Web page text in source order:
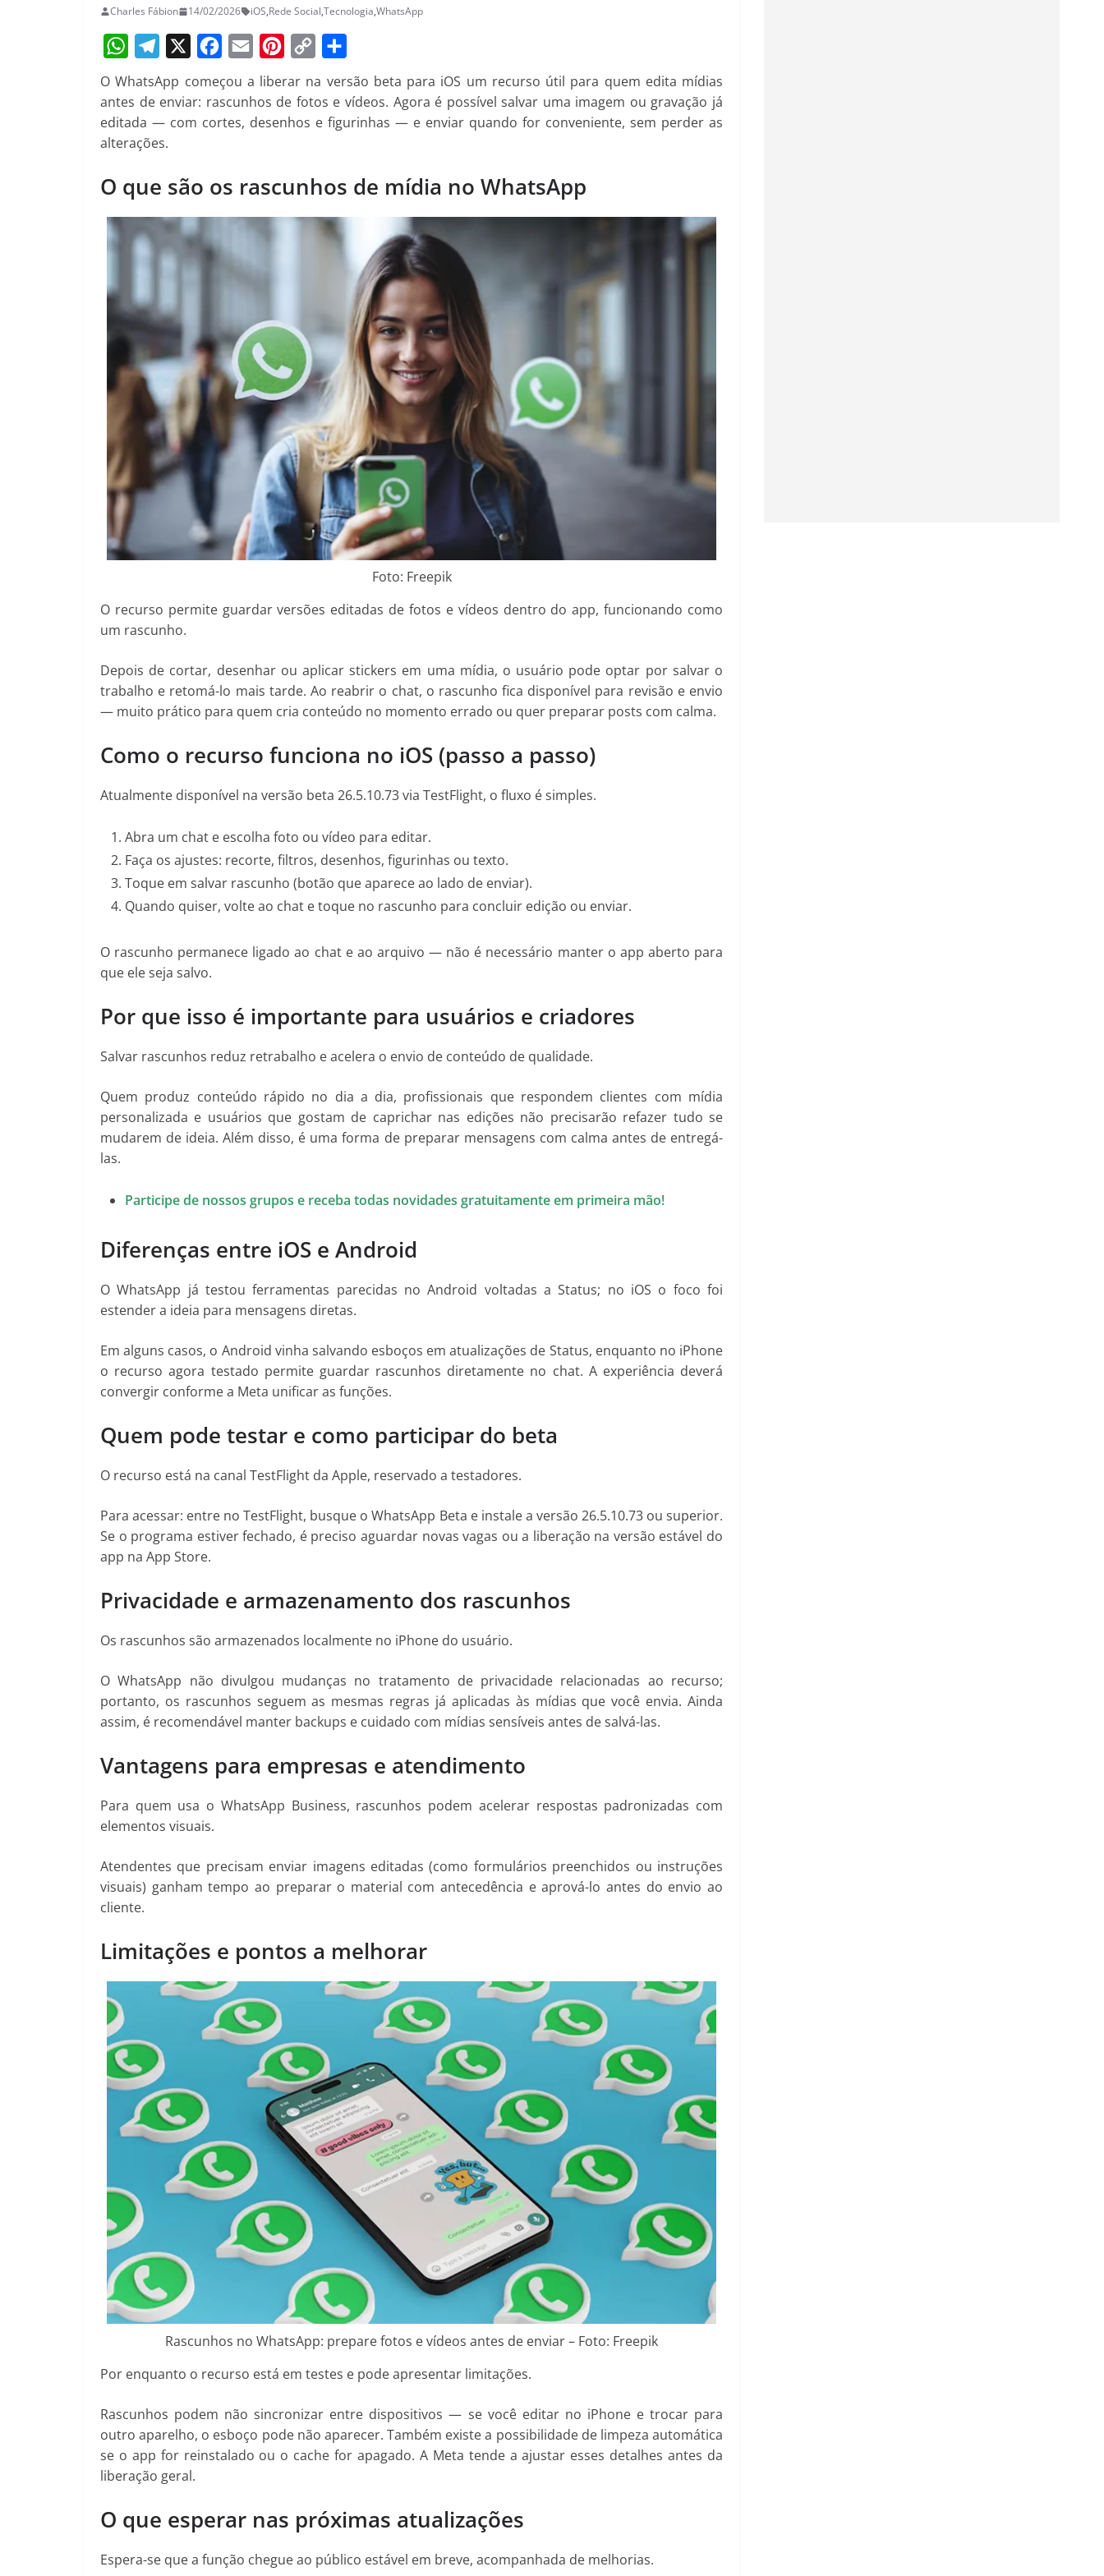
Charles Fábion 14/02/2026 iOS,Rede Social,Tecnologia,WhatsApp
h
a
t
A
p
p
e
l
e
r
a
m
a
c
o
o
m
a
i
n
r
e
o
p
i
n
h
a
O WhatsApp começou a liberar na versão beta para iOS um recurso útil para quem edita mídias
antes de enviar: rascunhos de fotos e vídeos. Agora é possível salvar uma imagem ou gravação já
editada — com cortes, desenhos e figurinhas — e enviar quando for conveniente, sem perder as
alterações.
O que são os rascunhos de mídia no WhatsApp
Foto: Freepik
O recurso permite guardar versões editadas de fotos e vídeos dentro do app, funcionando como
um rascunho.
Depois de cortar, desenhar ou aplicar stickers em uma mídia, o usuário pode optar por salvar o
trabalho e retomá-lo mais tarde. Ao reabrir o chat, o rascunho fica disponível para revisão e envio
— muito prático para quem cria conteúdo no momento errado ou quer preparar posts com calma.
Como o recurso funciona no iOS (passo a passo)
Atualmente disponível na versão beta 26.5.10.73 via TestFlight, o fluxo é simples.
Abra um chat e escolha foto ou vídeo para editar.
Faça os ajustes: recorte, filtros, desenhos, figurinhas ou texto.
Toque em salvar rascunho (botão que aparece ao lado de enviar).
Quando quiser, volte ao chat e toque no rascunho para concluir edição ou enviar.
O rascunho permanece ligado ao chat e ao arquivo — não é necessário manter o app aberto para
que ele seja salvo.
Por que isso é importante para usuários e criadores
Salvar rascunhos reduz retrabalho e acelera o envio de conteúdo de qualidade.
Quem produz conteúdo rápido no dia a dia, profissionais que respondem clientes com mídia
personalizada e usuários que gostam de caprichar nas edições não precisarão refazer tudo se
mudarem de ideia. Além disso, é uma forma de preparar mensagens com calma antes de entregá-
las.
Participe de nossos grupos e receba todas novidades gratuitamente em primeira mão!
Diferenças entre iOS e Android
O WhatsApp já testou ferramentas parecidas no Android voltadas a Status; no iOS o foco foi
estender a ideia para mensagens diretas.
Em alguns casos, o Android vinha salvando esboços em atualizações de Status, enquanto no iPhone
o recurso agora testado permite guardar rascunhos diretamente no chat. A experiência deverá
convergir conforme a Meta unificar as funções.
Quem pode testar e como participar do beta
O recurso está na canal TestFlight da Apple, reservado a testadores.
Para acessar: entre no TestFlight, busque o WhatsApp Beta e instale a versão 26.5.10.73 ou superior.
Se o programa estiver fechado, é preciso aguardar novas vagas ou a liberação na versão estável do
app na App Store.
Privacidade e armazenamento dos rascunhos
Os rascunhos são armazenados localmente no iPhone do usuário.
O WhatsApp não divulgou mudanças no tratamento de privacidade relacionadas ao recurso;
portanto, os rascunhos seguem as mesmas regras já aplicadas às mídias que você envia. Ainda
assim, é recomendável manter backups e cuidado com mídias sensíveis antes de salvá-las.
Vantagens para empresas e atendimento
Para quem usa o WhatsApp Business, rascunhos podem acelerar respostas padronizadas com
elementos visuais.
Atendentes que precisam enviar imagens editadas (como formulários preenchidos ou instruções
visuais) ganham tempo ao preparar o material com antecedência e aprová-lo antes do envio ao
cliente.
Limitações e pontos a melhorar
Rascunhos no WhatsApp: prepare fotos e vídeos antes de enviar – Foto: Freepik
Por enquanto o recurso está em testes e pode apresentar limitações.
Rascunhos podem não sincronizar entre dispositivos — se você editar no iPhone e trocar para
outro aparelho, o esboço pode não aparecer. Também existe a possibilidade de limpeza automática
se o app for reinstalado ou o cache for apagado. A Meta tende a ajustar esses detalhes antes da
liberação geral.
O que esperar nas próximas atualizações
Espera-se que a função chegue ao público estável em breve, acompanhada de melhorias.